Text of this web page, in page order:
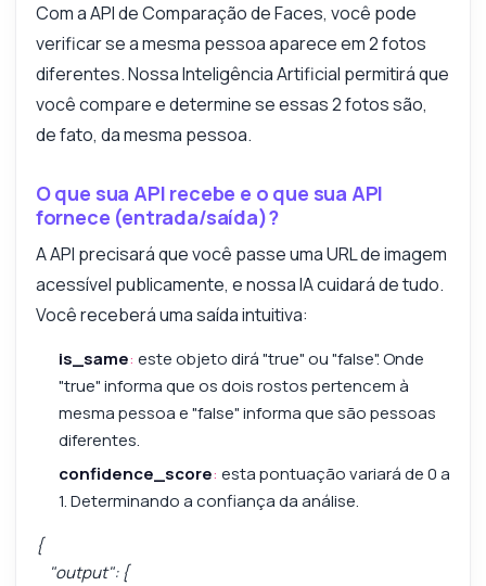
Com a API de Comparação de Faces, você pode
verificar se a mesma pessoa aparece em 2 fotos
diferentes. Nossa Inteligência Artificial permitirá que
você compare e determine se essas 2 fotos são,
de fato, da mesma pessoa.
O que sua API recebe e o que sua API
fornece (entrada/saída)?
A API precisará que você passe uma URL de imagem
acessível publicamente, e nossa IA cuidará de tudo.
Você receberá uma saída intuitiva:
is_same: este objeto dirá "true" ou "false". Onde
"true" informa que os dois rostos pertencem à
mesma pessoa e "false" informa que são pessoas
diferentes.
confidence_score: esta pontuação variará de 0 a
1. Determinando a confiança da análise.
{
"output": {